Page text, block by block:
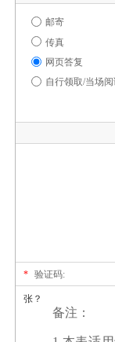
邮寄
传真
网页答复
自行领取/当场
* 验证码:
张？
备注：